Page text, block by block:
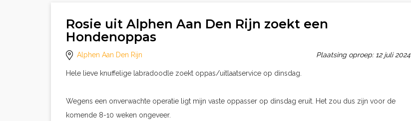
Rosie uit Alphen Aan Den Rijn zoekt een
Hondenoppas
Alphen Aan Den Rijn Plaatsing oproep: 12 juli 2024
Hele lieve knuffelige labradoodle zoekt oppas/uitlaatservice op dinsdag.
Wegens een onverwachte operatie ligt mijn vaste oppasser op dinsdag eruit. Het zou dus zijn voor de
komende 8-10 weken ongeveer.